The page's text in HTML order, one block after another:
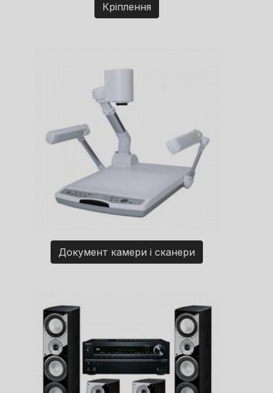
Кріплення
Документ камери і сканери